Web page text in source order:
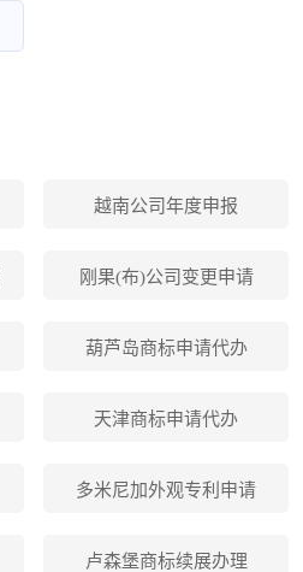
越南公司年度申报
刚果(布)公司变更申请
葫芦岛商标申请代办
天津商标申请代办
多米尼加外观专利申请
卢森堡商标续展办理